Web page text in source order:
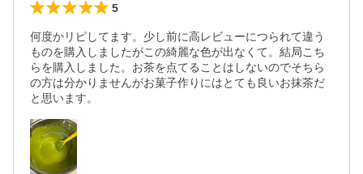
5
何度かリピしてます。少し前に高レビューにつられて違う
ものを購入しましたがこの綺麗な色が出なくて。結局こち
らを購入しました。お茶を点てることはしないのでそちら
の方は分かりませんがお菓子作りにはとても良いお抹茶だ
と思います。